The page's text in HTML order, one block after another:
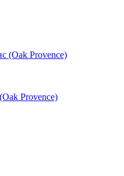
Provence)